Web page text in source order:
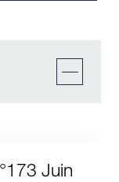
Juin